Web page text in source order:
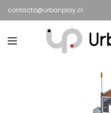
contacto@urbanplay.cl